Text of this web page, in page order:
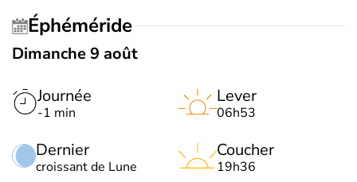
Éphéméride
Dimanche 9 août
Journée
-1 min
Dernier
croissant de Lune
Lever
06h53
Coucher
19h36